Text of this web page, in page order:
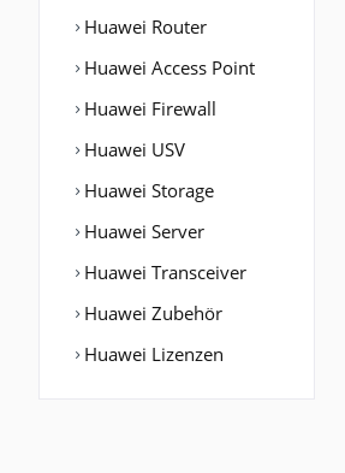
Huawei Router
Huawei Access Point
Huawei Firewall
Huawei USV
Huawei Storage
Huawei Server
Huawei Transceiver
Huawei Zubehör
Huawei Lizenzen